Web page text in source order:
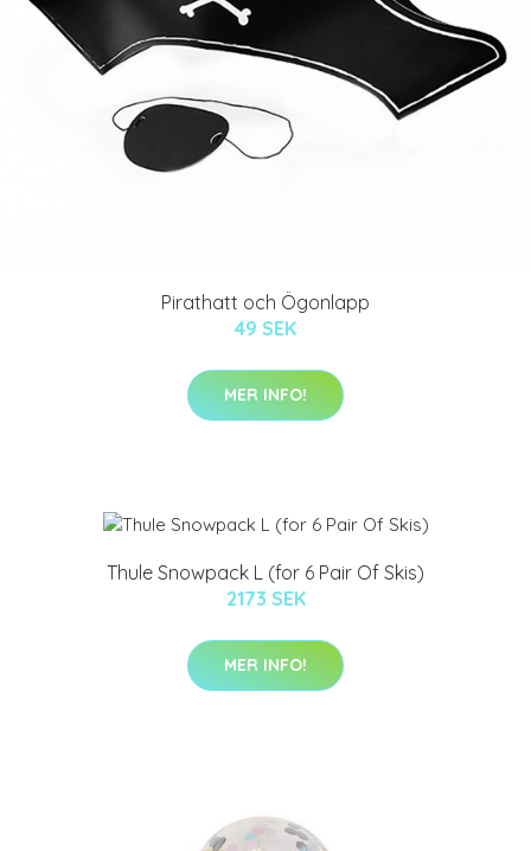
Pirathatt och Ögonlapp
49 SEK
MER INFO!
Thule Snowpack L (for 6 Pair Of Skis)
2173 SEK
MER INFO!